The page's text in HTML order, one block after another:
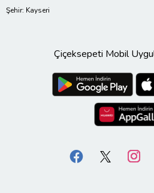
Şehir: Kayseri
Çiçeksepeti Mobil